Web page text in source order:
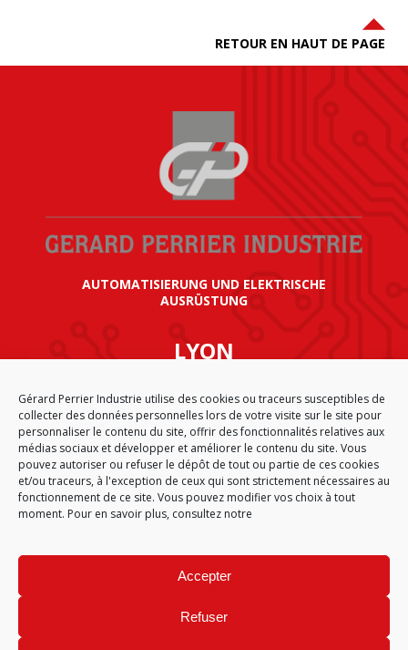
Gérard Perrier Industrie utilise des cookies ou traceurs susceptibles de
collecter des données personnelles lors de votre visite sur le site pour
personnaliser le contenu du site, offrir des fonctionnalités relatives aux
médias sociaux et développer et améliorer le contenu du site. Vous
pouvez autoriser ou refuser le dépôt de tout ou partie de ces cookies
et/ou traceurs, à l'exception de ceux qui sont strictement nécessaires au
fonctionnement de ce site. Vous pouvez modifier vos choix à tout
moment. Pour en savoir plus, consultez notre
Accepter
Refuser
RETOUR EN HAUT DE PAGE
AUTOMATISIERUNG UND ELEKTRISCHE
AUSRÜSTUNG
LYON
AIRPARC – 160 rue de Norvège
CS 50009
69125 LYON AÉROPORT SAINT EXUPÉRY
FRANKREICH